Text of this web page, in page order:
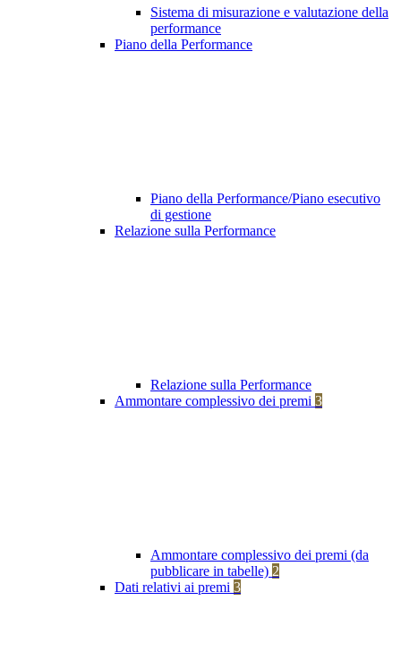
Sistema di misurazione e valutazione della
performance
Piano della Performance
Piano della Performance/Piano esecutivo
di gestione
Relazione sulla Performance
Relazione sulla Performance
Ammontare complessivo dei premi 3
Ammontare complessivo dei premi (da
pubblicare in tabelle) 2
Dati relativi ai premi 3